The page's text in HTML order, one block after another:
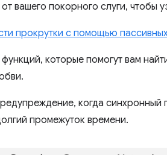
вашего покорного слуги, чтобы
прокрутки с помощью
которые помогут вам
когда синхронный
промежуток времени.